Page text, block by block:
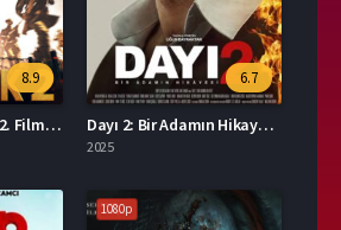
8.9
Atatürk 1881-1919 2. Film İzle
6.7
Dayı 2: Bir Adamın Hikayesi İzle
2025
1080p